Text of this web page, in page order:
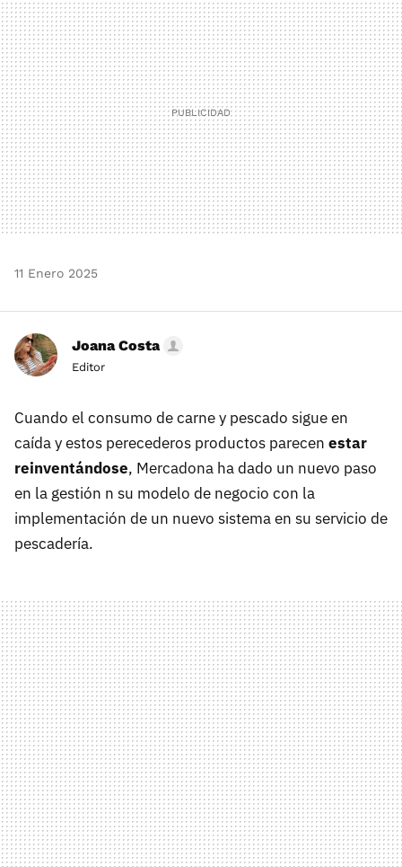
MAIL
11 Enero 2025
Joana Costa
Editor
Cuando el consumo de carne y pescado sigue en
caída y estos perecederos productos parecen estar
reinventándose, Mercadona ha dado un nuevo paso
en la gestión n su modelo de negocio con la
implementación de un nuevo sistema en su servicio de
pescadería.